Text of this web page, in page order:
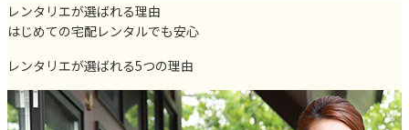
レンタリエが選ばれる理由
はじめての宅配レンタルでも安心
レンタリエが選ばれる5つの理由